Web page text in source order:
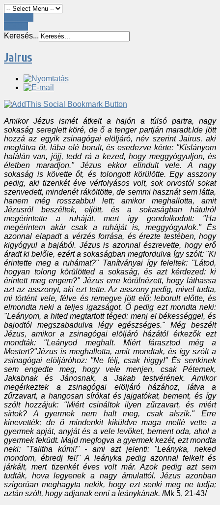
Keresés...
Jairus
Amikor Jézus ismét átkelt a hajón a túlsó partra, nagy
sokaság sereglett köré, de ő a tenger partján maradt.Ide jött
hozzá az egyik zsinagógai elöljáró, név szerint Jairus, aki
meglátva őt, lába elé borult, és esedezve kérte: "Kislányom
halálán van, jöjj, tedd rá a kezed, hogy meggyógyuljon, és
életben maradjon." Jézus ekkor elindult vele. A nagy
sokaság is követte őt, és tolongott körülötte. Egy asszony
pedig, aki tizenkét éve vérfolyásos volt, sok orvostól sokat
szenvedett, mindenét ráköltötte, de semmi hasznát sem látta,
hanem még rosszabbul lett; amikor meghallotta, amit
Jézusról beszéltek, eljött, és a sokaságban hátulról
megérintette a ruháját, mert így gondolkodott: "Ha
megérintem akár csak a ruháját is, meggyógyulok." És
azonnal elapadt a vérzés forrása, és érezte testében, hogy
kigyógyul a bajából. Jézus is azonnal észrevette, hogy erő
áradt ki belőle, ezért a sokaságban megfordulva így szólt: "Ki
érintette meg a ruhámat?" Tanítványai így feleltek: "Látod,
hogyan tolong körülötted a sokaság, és azt kérdezed: ki
érintett meg engem?" Jézus erre körülnézett, hogy láthassa
azt az asszonyt, aki ezt tette. Az asszony pedig, mivel tudta,
mi történt vele, félve és remegve jött elő; leborult előtte, és
elmondta neki a teljes igazságot. Ő pedig ezt mondta neki:
"Leányom, a hited megtartott téged: menj el békességgel, és
bajodtól megszabadulva légy egészséges." Még beszélt
Jézus, amikor a zsinagógai elöljáró házától érkezők ezt
mondták: "Leányod meghalt. Miért fárasztod még a
Mestert?"Jézus is meghallotta, amit mondtak, és így szólt a
zsinagógai elöljáróhoz: "Ne félj, csak higgy!" És senkinek
sem engedte meg, hogy vele menjen, csak Péternek,
Jakabnak és Jánosnak, a Jakab testvérének. Amikor
megérkeztek a zsinagógai elöljáró házához, látva a
zűrzavart, a hangosan sírókat és jajgatókat, bement, és így
szólt hozzájuk: "Miért csináltok ilyen zűrzavart, és miért
sírtok? A gyermek nem halt meg, csak alszik." Erre
kinevették; de ő mindenkit kiküldve maga mellé vette a
gyermek apját, anyját és a vele levőket, bement oda, ahol a
gyermek feküdt. Majd megfogva a gyermek kezét, ezt mondta
neki: "Talitha kúmi!" - ami azt jelenti: "Leányka, neked
mondom, ébredj fel!" A leányka pedig azonnal felkelt és
járkált, mert tizenkét éves volt már. Azok pedig azt sem
tudták, hova legyenek a nagy ámulattól. Jézus azonban
szigorúan meghagyta nekik, hogy ezt senki meg ne tudja;
aztán szólt, hogy adjanak enni a leánykának. /Mk 5, 21-43/